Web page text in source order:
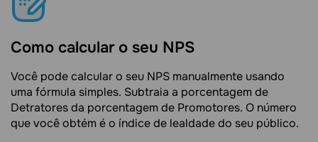
Como calcular o seu NPS
Você pode calcular o seu NPS manualmente usando
uma fórmula simples. Subtraia a porcentagem de
Detratores da porcentagem de Promotores. O número
que você obtém é o índice de lealdade do seu público.